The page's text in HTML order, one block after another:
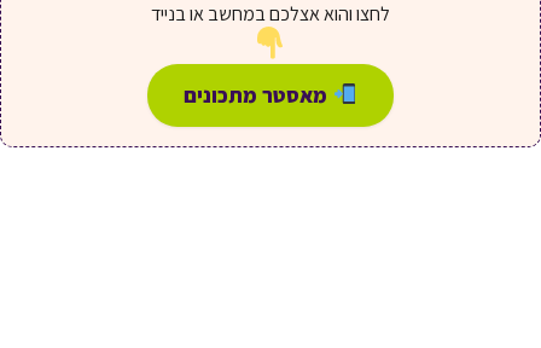
לחצו והוא אצלכם במחשב או בנייד
מאסטר מתכונים